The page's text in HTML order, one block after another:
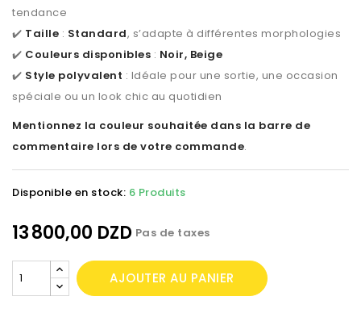
tendance
✔️ Taille : Standard, s’adapte à différentes morphologies
✔️ Couleurs disponibles : Noir, Beige
✔️ Style polyvalent : Idéale pour une sortie, une occasion
spéciale ou un look chic au quotidien
Mentionnez la couleur souhaitée dans la barre de
commentaire lors de votre commande.
Disponible en stock: 6 Produits
13 800,00 DZD Pas de taxes
AJOUTER AU PANIER